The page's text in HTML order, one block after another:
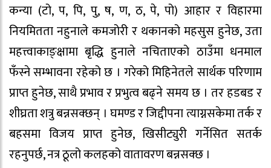
कन्या (टो, प, पि, पु, ष, ण, ठ, पे, पो) आहार र विहारमा
नियमितता नहुनाले कमजोरी र थकानको महसुस हुनेछ, उता
महत्त्वाकाङ्क्षामा बृद्धि हुनाले नचिताएको ठाउँमा धनमाल
फँस्ने सम्भावना रहेको छ । गरेको मिहिनेतले सार्थक परिणाम
प्राप्त हुनेछ, साथै प्रभाव र प्रभुत्व बढ्ने समय छ । तर हडबड र
शीघ्रता शत्रु बन्नसक्छन् । घमण्ड र जिद्दीपना त्याग्नसकेमा तर्क र
बहसमा विजय प्राप्त हुनेछ, खिसीट्युरी गर्नेसित सतर्क
रहनुपर्छ, नत्र ठूलो कलहको वातावरण बन्नसक्छ ।